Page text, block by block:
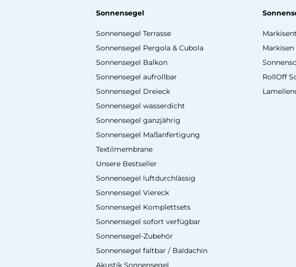
Sonnensegel
Sonnensegel Terrasse
Sonnensegel Pergola & Cubola
Sonnensegel Balkon
Sonnensegel aufrollbar
Sonnensegel Dreieck
Sonnensegel wasserdicht
Sonnensegel ganzjährig
Sonnensegel Maßanfertigung
Textilmembrane
Unsere Bestseller
Sonnensegel luftdurchlässig
Sonnensegel Viereck
Sonnensegel Komplettsets
Sonnensegel sofort verfügbar
Sonnensegel-Zubehör
Sonnensegel faltbar / Baldachin
Akustik Sonnensegel
RollOff